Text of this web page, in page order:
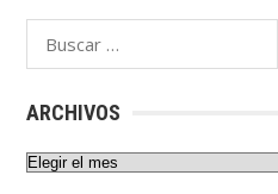
Buscar:
ARCHIVOS
Archivos